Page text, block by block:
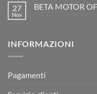
è
arrivata
Motocross
èBeta
27
Nov
BETA MOTOR
MOTOR
INFORMAZIONI
Pagamenti